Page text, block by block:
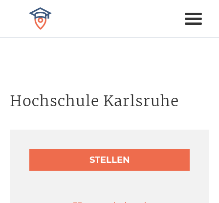
Hochschule Karlsruhe
STELLEN